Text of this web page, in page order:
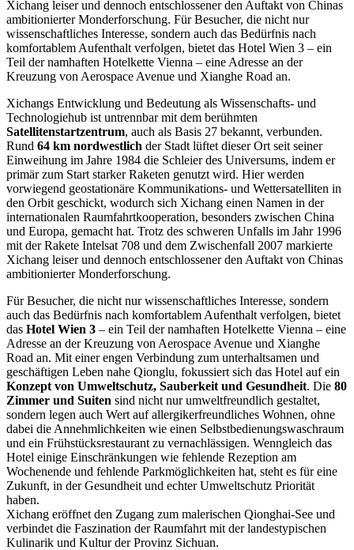
Xichang leiser und dennoch entschlossener den Auftakt von Chinas
ambitionierter Monderforschung. Für Besucher, die nicht nur
wissenschaftliches Interesse, sondern auch das Bedürfnis nach
komfortablem Aufenthalt verfolgen, bietet das Hotel Wien 3 – ein
Teil der namhaften Hotelkette Vienna – eine Adresse an der
Kreuzung von Aerospace Avenue und Xianghe Road an.
Xichangs Entwicklung und Bedeutung als Wissenschafts- und
Technologiehub ist untrennbar mit dem berühmten
Satellitenstartzentrum, auch als Basis 27 bekannt, verbunden.
Rund 64 km nordwestlich der Stadt lüftet dieser Ort seit seiner
Einweihung im Jahre 1984 die Schleier des Universums, indem er
primär zum Start starker Raketen genutzt wird. Hier werden
vorwiegend geostationäre Kommunikations- und Wettersatelliten in
den Orbit geschickt, wodurch sich Xichang einen Namen in der
internationalen Raumfahrtkooperation, besonders zwischen China
und Europa, gemacht hat. Trotz des schweren Unfalls im Jahr 1996
mit der Rakete Intelsat 708 und dem Zwischenfall 2007 markierte
Xichang leiser und dennoch entschlossener den Auftakt von Chinas
ambitionierter Monderforschung.
Für Besucher, die nicht nur wissenschaftliches Interesse, sondern
auch das Bedürfnis nach komfortablem Aufenthalt verfolgen, bietet
das Hotel Wien 3 – ein Teil der namhaften Hotelkette Vienna – eine
Adresse an der Kreuzung von Aerospace Avenue und Xianghe
Road an. Mit einer engen Verbindung zum unterhaltsamen und
geschäftigen Leben nahe Qionglu, fokussiert sich das Hotel auf ein
Konzept von Umweltschutz, Sauberkeit und Gesundheit. Die 80
Zimmer und Suiten sind nicht nur umweltfreundlich gestaltet,
sondern legen auch Wert auf allergikerfreundliches Wohnen, ohne
dabei die Annehmlichkeiten wie einen Selbstbedienungswaschraum
und ein Frühstücksrestaurant zu vernachlässigen. Wenngleich das
Hotel einige Einschränkungen wie fehlende Rezeption am
Wochenende und fehlende Parkmöglichkeiten hat, steht es für eine
Zukunft, in der Gesundheit und echter Umweltschutz Priorität
haben.
Xichang eröffnet den Zugang zum malerischen Qionghai-See und
verbindet die Faszination der Raumfahrt mit der landestypischen
Kulinarik und Kultur der Provinz Sichuan.